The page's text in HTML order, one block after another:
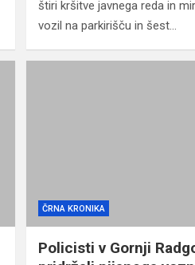
štiri kršitve javnega reda in
vozil na parkirišču in šest…
ČRNA KRONIKA
Policisti v Gornji